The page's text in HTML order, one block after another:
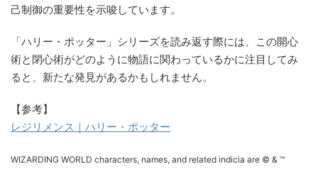
己制御の重要性を示唆しています。
「ハリー・ポッター」シリーズを読み返す際には、この開心
術と閉心術がどのように物語に関わっているかに注目してみ
ると、新たな発見があるかもしれません。
【参考】
レジリメンス｜ハリー・ポッター
WIZARDING WORLD characters, names, and related indicia are © & ™